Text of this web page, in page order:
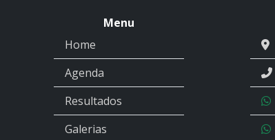
Menu
Home
Agenda
Resultados
Galerias